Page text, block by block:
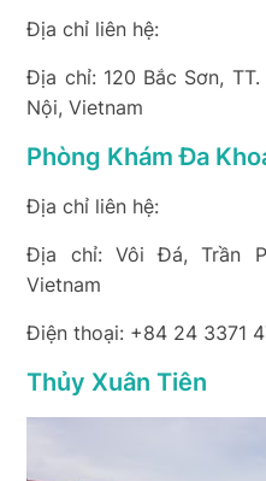
Địa chỉ liên hệ:
Địa chỉ: 120 Bắc Sơn,
Nội, Vietnam
Phòng Khám Đa
Địa chỉ liên hệ:
Địa chỉ: Vôi Đá, Trần
Vietnam
Điện thoại: +84 24 3371
Thủy Xuân Tiên